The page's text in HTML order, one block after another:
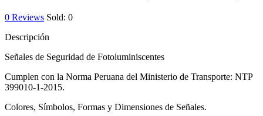
0 Reviews Sold: 0
Descripción
Señales de Seguridad de Fotoluminiscentes
Cumplen con la Norma Peruana del Ministerio de Transporte: NTP
399010-1-2015.
Colores, Símbolos, Formas y Dimensiones de Señales.